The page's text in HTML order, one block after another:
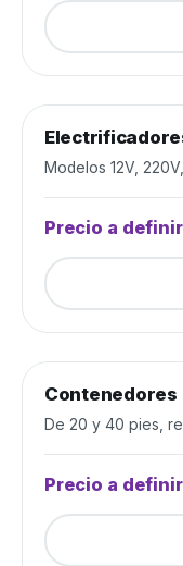
Alambrados y
Modelos 12V,
Precio a definir
Depósito y
De 20 y 40 pies,
Precio a definir